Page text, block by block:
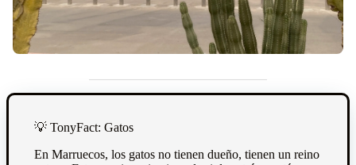
💡 TonyFact: Gatos
En Marruecos, los gatos no tienen dueño, tienen un reino